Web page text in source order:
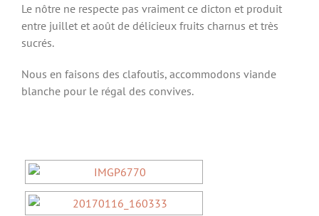
Le nôtre ne respecte pas vraiment ce dicton et produit
entre juillet et août de délicieux fruits charnus et très
sucrés.
Nous en faisons des clafoutis, accommodons viande
blanche pour le régal des convives.